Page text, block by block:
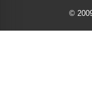
©